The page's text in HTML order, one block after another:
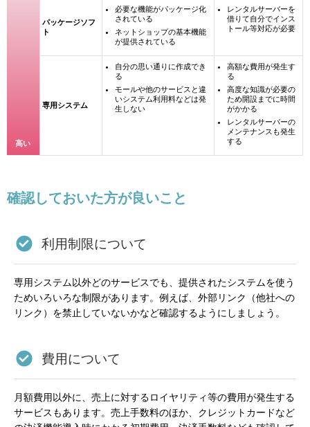
高い
パッケージソフ
ト
必要な機能がパッケージ化
されている
ネットショップの基本機能
が提供されている
レンタルサーバーを
借りて自分でインス
トール等対応が必要
専用システム
自分の思い通りに作成でき
る
モールや他のサービスと違
いシステム利用料などは発
生しない
高額な費用が発生す
る
高度な知識が必要の
ため開設までに時間
がかかる
レンタルサーバーの
メンテナンスも発生
する
確認しておいた方が良いこと
利用制限について
専用システム以外どのサービスでも、提供されたシステムを使う
ためいろいろな制限があります。例えば、外部リンク（他社への
リンク）を禁止していないかなど確認するようにしましょう。
費用について
月額費用以外に、売上に対するロイヤリティ等の費用が発生する
サービスもあります。売上手数料のほか、クレジットカードなど